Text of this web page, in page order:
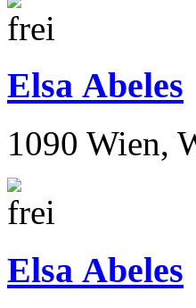
Elsa Abeles
1090 Wien,
Elsa Abeles
1090 Wien,